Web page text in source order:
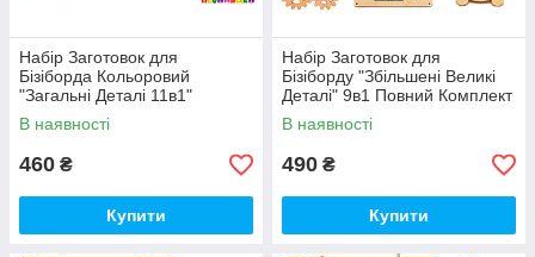
Набір Заготовок для
Бізіборда Кольоровий
"Загальні Деталі 11в1"
Базовий Комплект (+Клей,
Шурупи) Набiр Заготівель
для Бiзiкуба
В наявності
460 ₴
Купити
Набір Заготовок для
Бізіборду "Збільшені Великі
Деталі" 9в1 Повний Комплект
+ Всі Кріплення
В наявності
490 ₴
Купити